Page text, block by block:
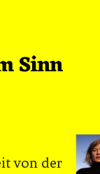
Sinn
von der